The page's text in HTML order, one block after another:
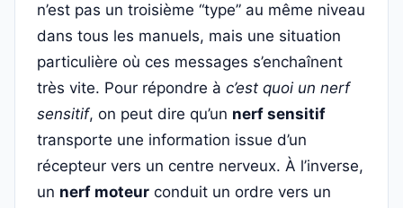
n’est pas un troisième “type” au même niveau
dans tous les manuels, mais une situation
particulière où ces messages s’enchaînent
très vite. Pour répondre à c’est quoi un nerf
sensitif, on peut dire qu’un nerf sensitif
transporte une information issue d’un
récepteur vers un centre nerveux. À l’inverse,
un nerf moteur conduit un ordre vers un